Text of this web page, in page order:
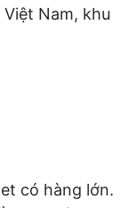
Nam, khu
có hàng lớn.